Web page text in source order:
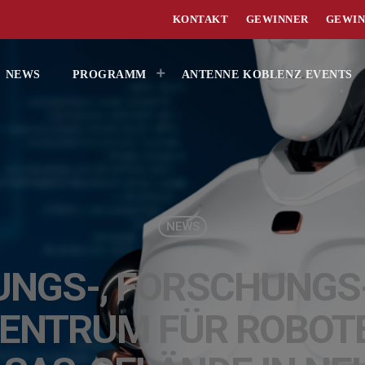
KONTAKT GEWINNER
NEWS PROGRAMM ANTENNE KOBLENZ EVENTS
NEWS
,
FÜR